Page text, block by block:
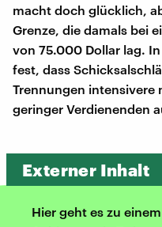
macht doch glücklich,
Grenze, die damals bei
von 75.000 Dollar lag.
fest, dass
Trennungen intensivere
geringer Verdienenden
Externer Inhalt
Hier geht es zu